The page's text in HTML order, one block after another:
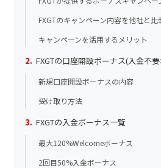
FXGTのキャンペーン内容を他社と比
キャンペーンを活用するメリット
FXGTの口座開設ボーナス(入金不
新規口座開設ボーナスの内容
受け取り方法
FXGTの入金ボーナス一覧
最大120%Welcomeボーナス
2回目50%入金ボーナス